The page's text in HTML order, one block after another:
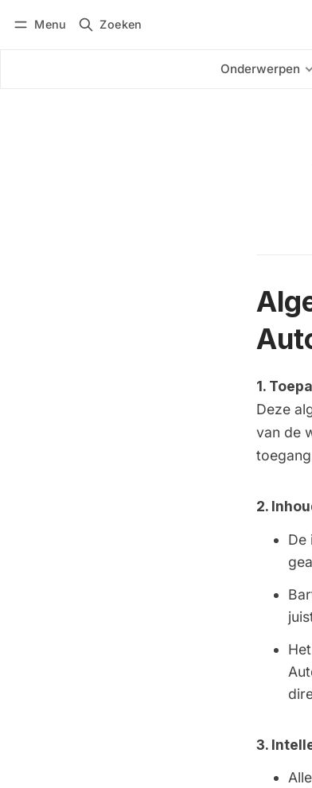
Menu Zoeken
Onderwerpen
1.
Deze
van de
2.
De
3.